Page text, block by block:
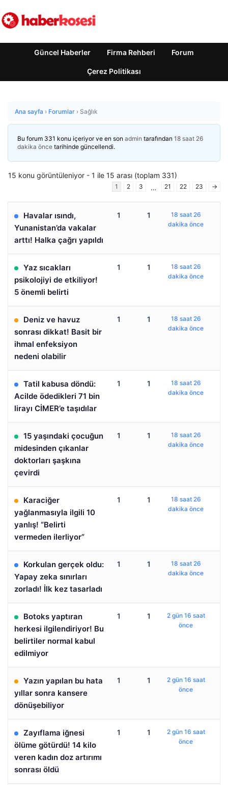
Güncel Haberler Firma Rehberi Forum
Çerez Politikası
Ana sayfa › Forumlar › Sağlık
Bu forum 331 konu içeriyor ve en son admin tarafından 18 saat 26
dakika önce tarihinde güncellendi.
15 konu görüntüleniyor - 1 ile 15 arası (toplam 331)
1 2 3 … 21 22 23 →
Havalar ısındı,
Yunanistan’da vakalar
arttı! Halka çağrı yapıldı
1 1
18 saat 26
dakika önce
Yaz sıcakları
psikolojiyi de etkiliyor!
5 önemli belirti
1 1
18 saat 26
dakika önce
Deniz ve havuz
sonrası dikkat! Basit bir
ihmal enfeksiyon
nedeni olabilir
1 1
18 saat 26
dakika önce
Tatil kabusa döndü:
Acilde ödedikleri 71 bin
lirayı CİMER’e taşıdılar
1 1
18 saat 26
dakika önce
15 yaşındaki çocuğun
midesinden çıkanlar
doktorları şaşkına
çevirdi
1 1
18 saat 26
dakika önce
Karaciğer
yağlanmasıyla ilgili 10
yanlış! “Belirti
vermeden ilerliyor”
1 1
18 saat 26
dakika önce
Korkulan gerçek oldu:
Yapay zeka sınırları
zorladı! İlk kez tasarladı
1 1
18 saat 26
dakika önce
Botoks yaptıran
herkesi ilgilendiriyor! Bu
belirtiler normal kabul
edilmiyor
1 1
2 gün 16 saat
önce
Yazın yapılan bu hata
yıllar sonra kansere
dönüşebiliyor
1 1
2 gün 16 saat
önce
Zayıflama iğnesi
ölüme götürdü! 14 kilo
veren kadın doz artırımı
sonrası öldü
1 1
2 gün 16 saat
önce